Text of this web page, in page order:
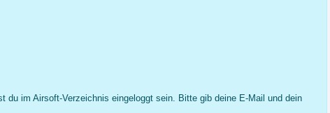
du im Airsoft-Verzeichnis eingeloggt sein. Bitte gib deine E-Mail und dein